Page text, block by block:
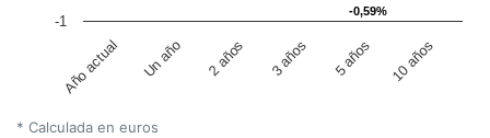
-0,59%
-0,59%
Año actual Un año 2 años 3 años 5 años 10 años
-1
* Calculada en euros